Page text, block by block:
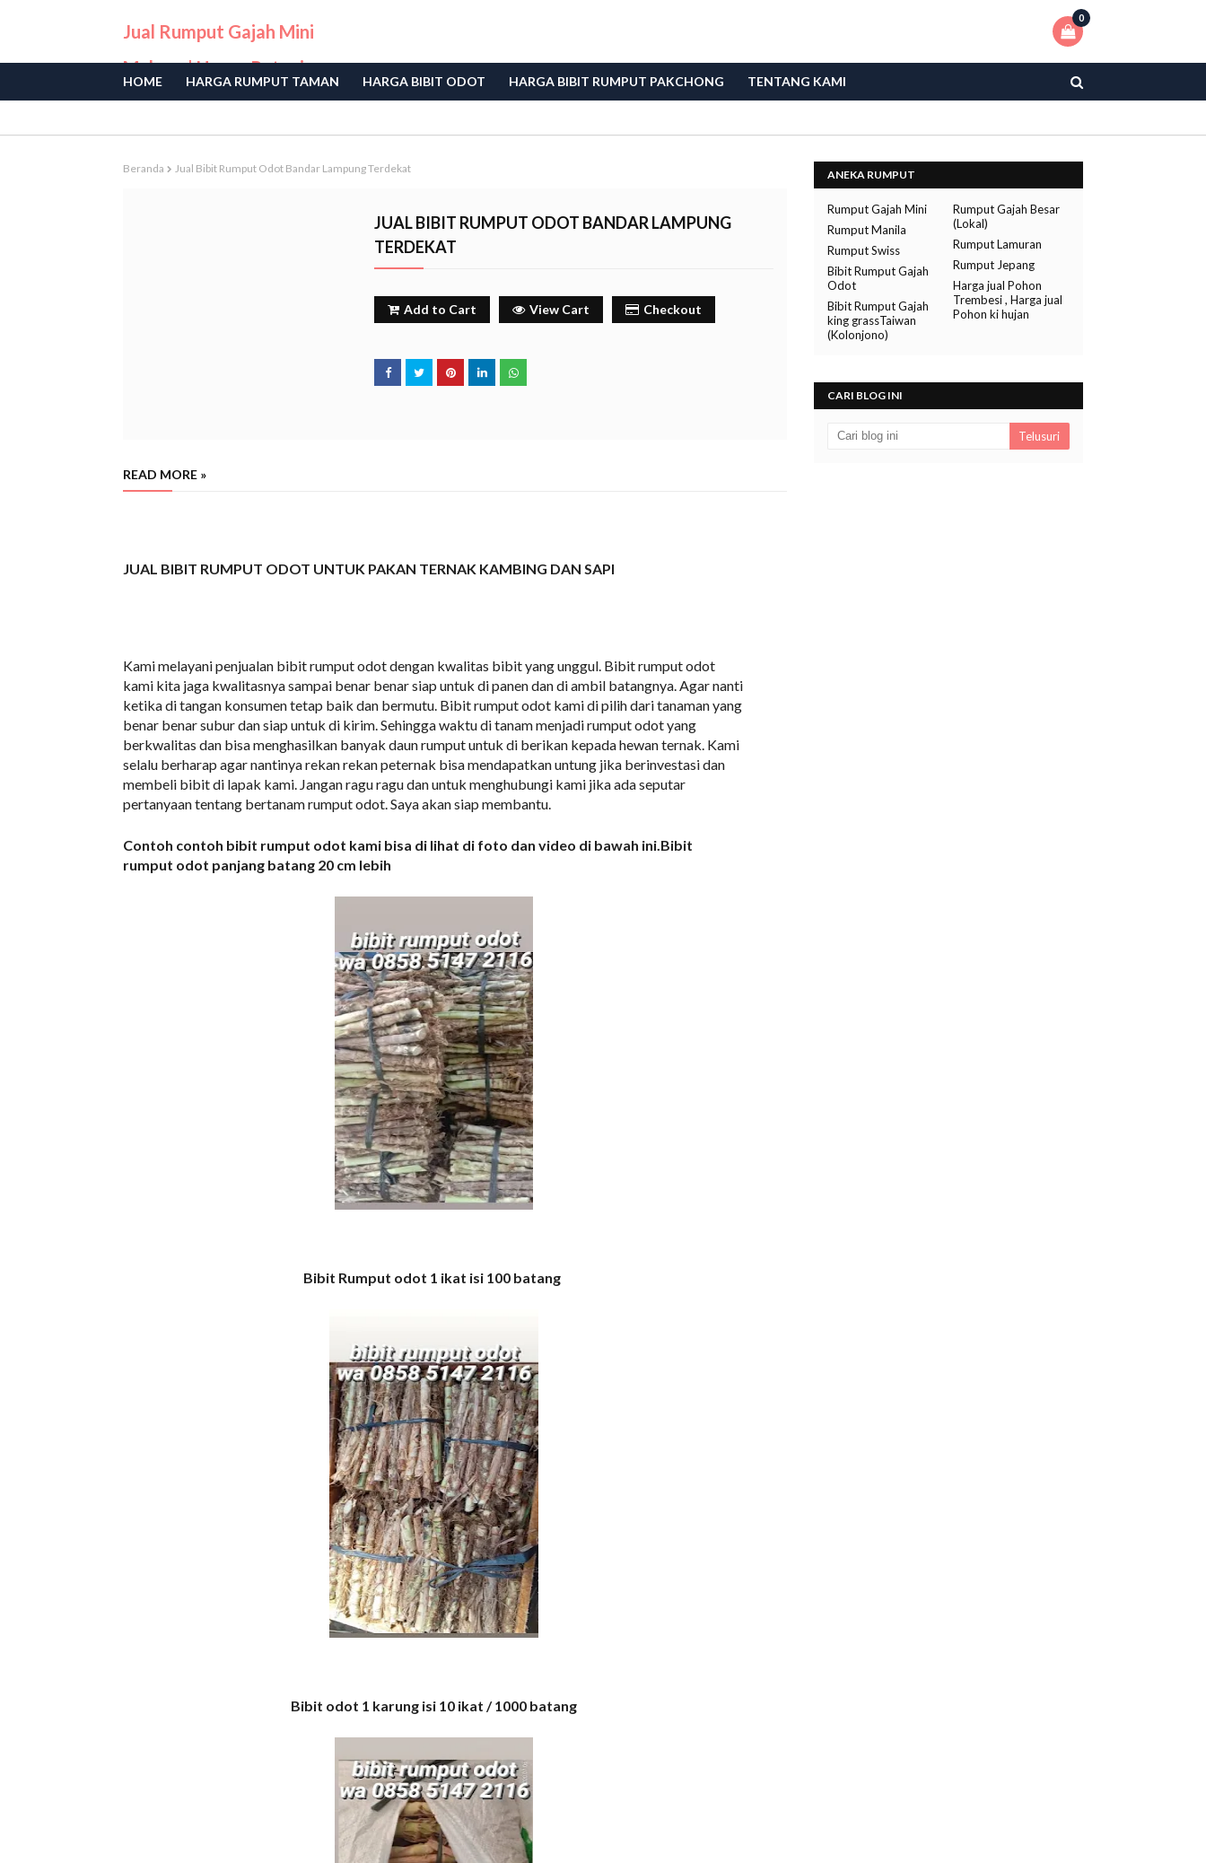
Jual Rumput Gajah Mini
Malang | Harga Petani
Langsung
0
HOME HARGA RUMPUT TAMAN HARGA BIBIT ODOT HARGA BIBIT RUMPUT PAKCHONG TENTANG KAMI
Beranda Jual Bibit Rumput Odot Bandar Lampung Terdekat
JUAL BIBIT RUMPUT ODOT BANDAR LAMPUNG
TERDEKAT
Add to Cart View Cart Checkout
READ MORE »
JUAL BIBIT RUMPUT ODOT UNTUK PAKAN TERNAK KAMBING DAN SAPI
Kami melayani penjualan bibit rumput odot dengan kwalitas bibit yang unggul. Bibit rumput odot
kami kita jaga kwalitasnya sampai benar benar siap untuk di panen dan di ambil batangnya. Agar nanti
ketika di tangan konsumen tetap baik dan bermutu. Bibit rumput odot kami di pilih dari tanaman yang
benar benar subur dan siap untuk di kirim. Sehingga waktu di tanam menjadi rumput odot yang
berkwalitas dan bisa menghasilkan banyak daun rumput untuk di berikan kepada hewan ternak. Kami
selalu berharap agar nantinya rekan rekan peternak bisa mendapatkan untung jika berinvestasi dan
membeli bibit di lapak kami. Jangan ragu ragu dan untuk menghubungi kami jika ada seputar
pertanyaan tentang bertanam rumput odot. Saya akan siap membantu.
Contoh contoh bibit rumput odot kami bisa di lihat di foto dan video di bawah ini.Bibit
rumput odot panjang batang 20 cm lebih
Bibit Rumput odot 1 ikat isi 100 batang
Bibit odot 1 karung isi 10 ikat / 1000 batang
ANEKA RUMPUT
Rumput Gajah Mini
Rumput Gajah Besar
(Lokal)
Rumput Manila
Rumput Lamuran
Rumput Swiss
Rumput Jepang
Bibit Rumput Gajah
Odot
Harga jual Pohon
Trembesi , Harga jual
Pohon ki hujan
Bibit Rumput Gajah
king grassTaiwan
(Kolonjono)
CARI BLOG INI